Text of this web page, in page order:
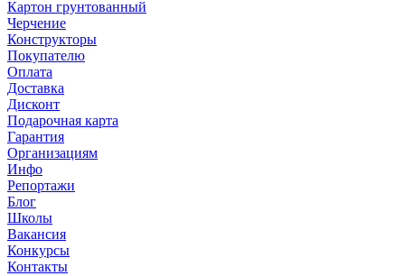
Картон грунтованный
Черчение
Конструкторы
Покупателю
Оплата
Доставка
Дисконт
Подарочная карта
Гарантия
Организациям
Инфо
Репортажи
Блог
Школы
Вакансия
Конкурсы
Контакты